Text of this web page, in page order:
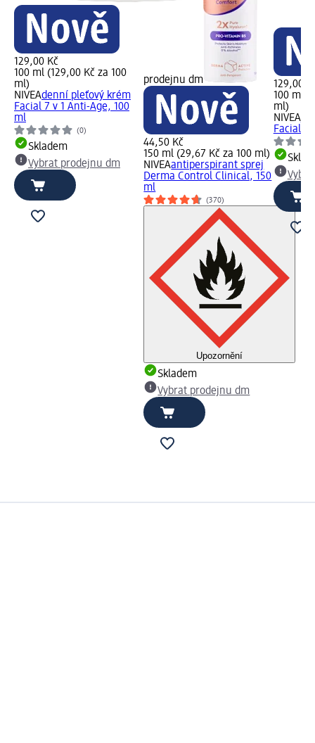
129,00 Kč
100 ml (129,00 Kč za 100
ml)
NIVEAdenní pleťový krém
Facial 7 v 1 Anti-Age, 100
ml
(0)
Skladem
Vybrat prodejnu dm
prodejnu dm
44,50 Kč
150 ml (29,67 Kč za 100 ml)
NIVEAantiperspirant sprej
Derma Control Clinical, 150
ml
(370)
Upozornění
Skladem
Vybrat prodejnu dm
129,00
100 ml
ml)
NIVEA
Facial